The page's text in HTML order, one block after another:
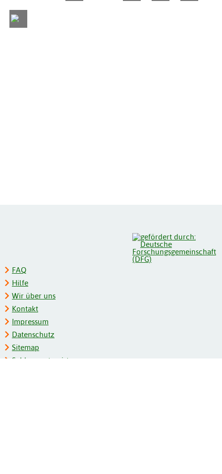
FAQ
Hilfe
Wir über uns
Kontakt
Impressum
Datenschutz
Sitemap
Schlagwortregister